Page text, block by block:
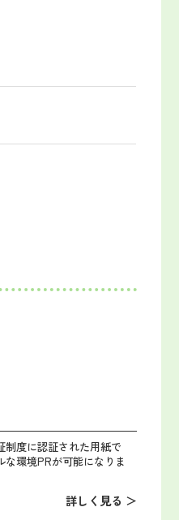
制度に認証された用紙で
環境PRが可能になりま
詳しく見る ＞